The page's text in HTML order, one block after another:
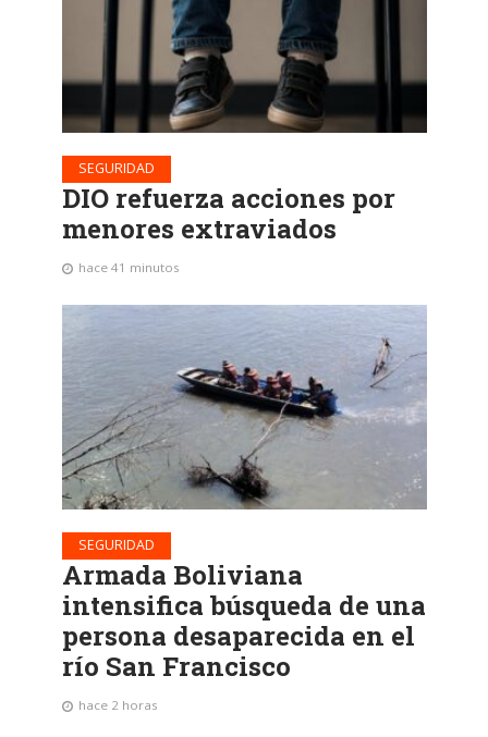
SEGURIDAD
DIO refuerza acciones por
menores extraviados
hace 41 minutos
SEGURIDAD
Armada Boliviana
intensifica búsqueda de una
persona desaparecida en el
río San Francisco
hace 2 horas